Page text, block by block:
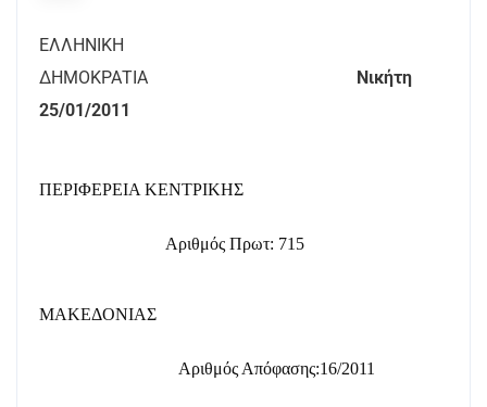
ΕΛΛΗΝΙΚΗ
ΔΗΜΟΚΡΑΤΙΑ
Νικήτη
25/01/2011
ΠΕΡΙΦΕΡΕΙΑ ΚΕΝΤΡΙΚΗΣ
Αριθμός Πρωτ: 715
ΜΑΚΕΔΟΝΙΑΣ
Αριθμός Απόφασης:16/2011